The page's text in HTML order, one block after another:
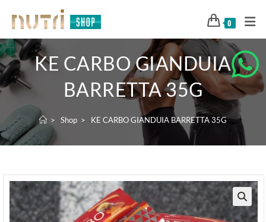
0
KE CARBO GIANDUIA
BARRETTA 35G
> Shop > KE CARBO GIANDUIA BARRETTA 35G
🔍